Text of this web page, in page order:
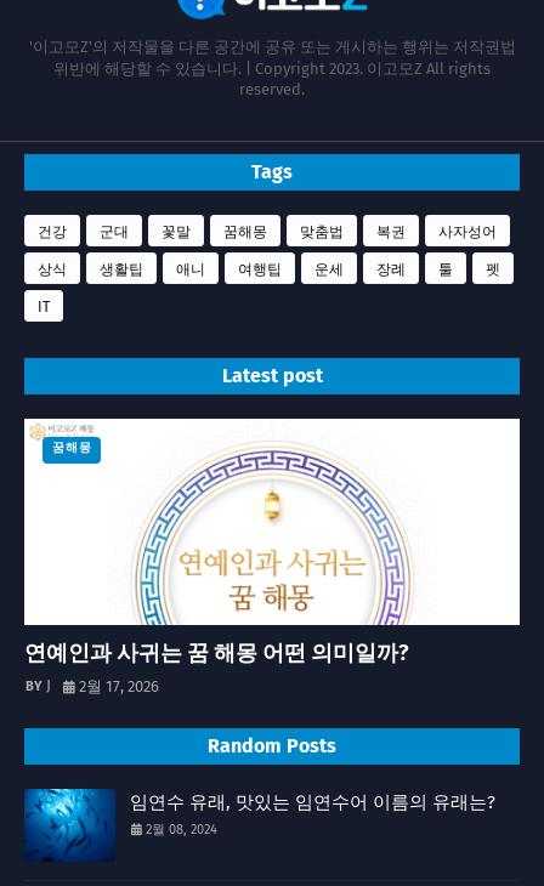
'이고모Z'의 저작물을 다른 공간에 공유 또는 게시하는 행위는 저작권법
위반에 해당할 수 있습니다. | Copyright 2023. 이고모Z All rights
reserved.
Tags
건강 군대 꽃말 꿈해몽 맞춤법 복권 사자성어
상식 생활팁 애니 여행팁 운세 장례 툴 펫
IT
Latest post
꿈해몽
연예인과 사귀는 꿈 해몽 어떤 의미일까?
J 2월 17, 2026
Random Posts
임연수 유래, 맛있는 임연수어 이름의 유래는?
2월 08, 2024